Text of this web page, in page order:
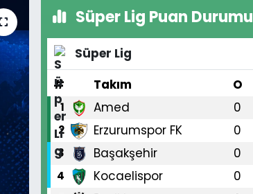
Süper Lig Puan Durumu
Süper Lig
#
Takım O
1 Amed 0
2 Erzurumspor FK 0
3 Başakşehir 0
4 Kocaelispor 0